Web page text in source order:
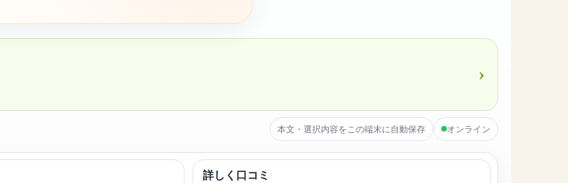
›
本文・選択内容をこの端末に自動保存 オンライン
詳しく口コミ